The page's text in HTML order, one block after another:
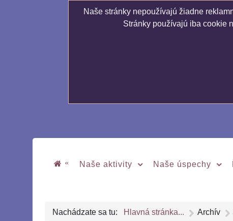
Naše stránky nepoužívajú žiadne
Stránky používajú iba cookie
« Naše aktivity Naše úspechy
Nachádzate sa tu: Hlavná stránka... Archív